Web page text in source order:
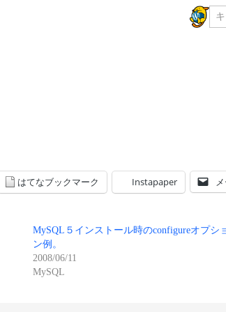
はてなブックマーク Instapaper
MySQL５インストール時のconfigureオプシ
ン例。
2008/06/11
MySQL